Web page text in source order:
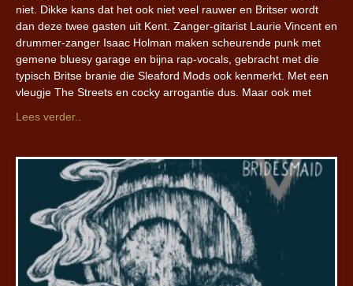
niet. Dikke kans dat het ook niet veel rauwer en Britser wordt
dan deze twee gasten uit Kent. Zanger-gitarist Laurie Vincent en
drummer-zanger Isaac Holman maken scheurende punk met
gemene bluesy garage en bijna rap-vocals, gebracht met die
typisch Britse branie die Sleaford Mods ook kenmerkt. Met een
vleugje The Streets en cocky arrogantie dus. Maar ook met
Lees verder..